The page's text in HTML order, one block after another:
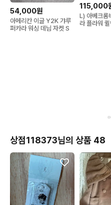
54,000원
아메리칸 이글 Y2K 갸루
퍼카라 워싱 데님 자켓 S
115,000
L) 아베크롬
라 플라워
상점118373님의 상품 48